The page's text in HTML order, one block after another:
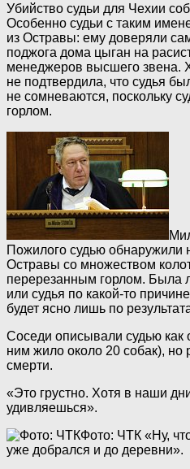
Убийство судьи для Чехии
Особенно судьи с таким
из Остравы: ему доверяли
поджога дома цыган на
менеджеров высшего звена.
не подтвердила, что судья
не сомневаются, поскольку
горлом.
Пожилого судью обнаружили
Остравы со множеством
перерезанным горлом. Была
или судья по какой-то
будет ясно лишь по
Соседи описывали судью как
ним жило около 20 собак), но
смерти.
«Это грустно. Хотя в наши
удивляешься».
Фото: ЧТК «Ну,
уже добрался и до деревни».